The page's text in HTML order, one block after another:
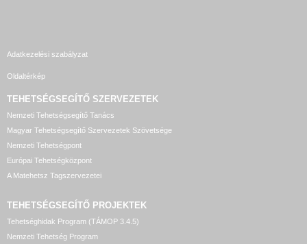
Adatkezelési szabályzat
Oldaltérkép
TEHETSÉGSEGÍTŐ SZERVEZETEK
Nemzeti Tehetségsegítő Tanács
Magyar Tehetségsegítő Szervezetek Szövetsége
Nemzeti Tehetségpont
Európai Tehetségközpont
A Matehetsz Tagszervezetei
TEHETSÉGSEGÍTŐ PROJEKTEK
Tehetséghidak Program (TÁMOP 3.4.5)
Nemzeti Tehetség Program